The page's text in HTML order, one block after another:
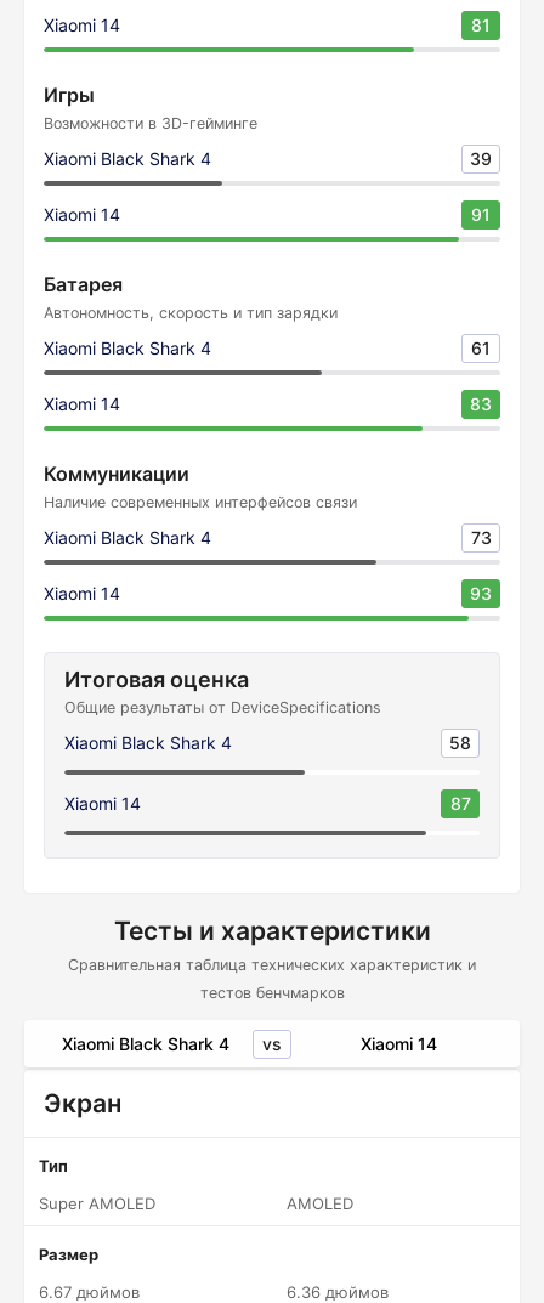
Xiaomi 14 81
Игры
Возможности в 3D-гейминге
Xiaomi Black Shark 4 39
Xiaomi 14 91
Батарея
Автономность, скорость и тип зарядки
Xiaomi Black Shark 4 61
Xiaomi 14 83
Коммуникации
Наличие современных интерфейсов связи
Xiaomi Black Shark 4 73
Xiaomi 14 93
Итоговая оценка
Общие результаты от DeviceSpecifications
Xiaomi Black Shark 4 58
Xiaomi 14 87
Тесты и характеристики
Сравнительная таблица технических характеристик и
тестов бенчмарков
Xiaomi Black Shark 4 vs Xiaomi 14
Экран
Тип
Super AMOLED
AMOLED
Размер
6.67 дюймов
6.36 дюймов